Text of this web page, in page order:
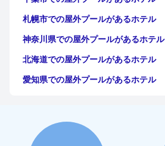
札幌市での屋外プールがあるホテル
神奈川県での屋外プールがあるホテル
北海道での屋外プールがあるホテル
愛知県での屋外プールがあるホテル
群馬県での屋外プールがあるホテル
横浜市での屋外プールがあるホテル